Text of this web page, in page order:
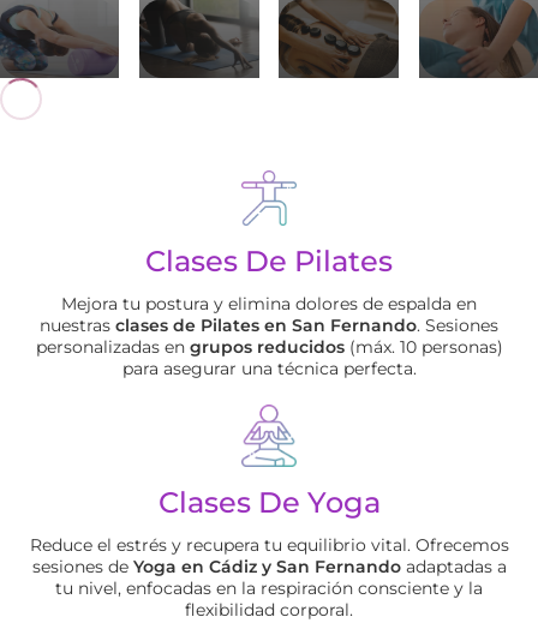
Clases De Pilates
Mejora tu postura y elimina dolores de espalda en
nuestras clases de Pilates en San Fernando. Sesiones
personalizadas en grupos reducidos(máx. 10 personas)
para asegurar una técnica perfecta.
Clases De Yoga
Reduce el estrés y recupera tu equilibrio vital. Ofrecemos
sesiones de Yoga en Cádiz y San Fernandoadaptadas a
tu nivel, enfocadas en la respiración consciente y la
flexibilidad corporal.